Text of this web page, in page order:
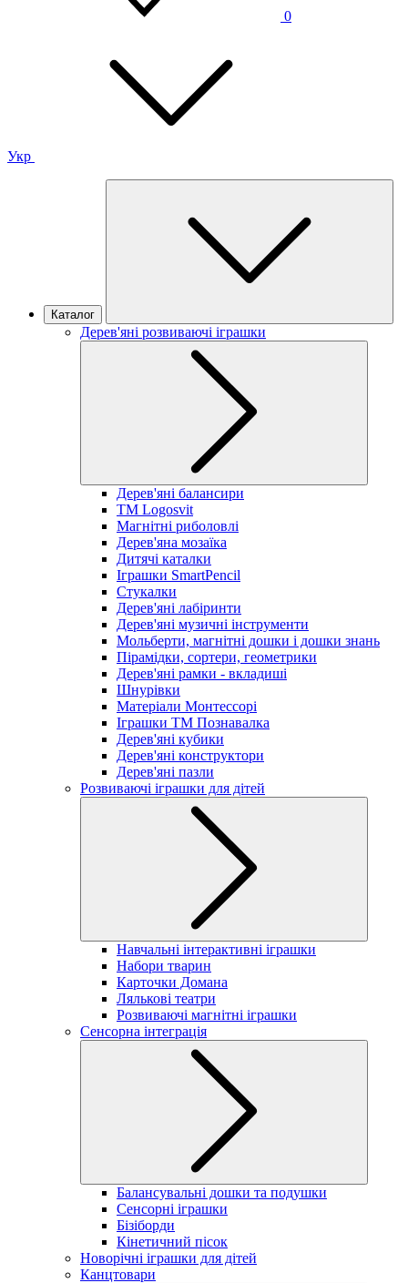
0
Укр
Каталог
Дерев'яні розвиваючі іграшки
Дерев'яні балансири
TM Logosvit
Магнітні риболовлі
Дерев'яна мозаїка
Дитячі каталки
Іграшки SmartPencil
Стукалки
Дерев'яні лабіринти
Дерев'яні музичні інструменти
Мольберти, магнітні дошки і дошки знань
Пірамідки, сортери, геометрики
Дерев'яні рамки - вкладиші
Шнурівки
Матеріали Монтессорі
Іграшки ТМ Познавалка
Дерев'яні кубики
Дерев'яні конструктори
Дерев'яні пазли
Розвиваючі іграшки для дітей
Навчальні інтерактивні іграшки
Набори тварин
Карточки Домана
Лялькові театри
Розвиваючі магнітні іграшки
Сенсорна інтеграція
Балансувальні дошки та подушки
Сенсорні іграшки
Бізіборди
Кінетичний пісок
Новорічні іграшки для дітей
Канцтовари